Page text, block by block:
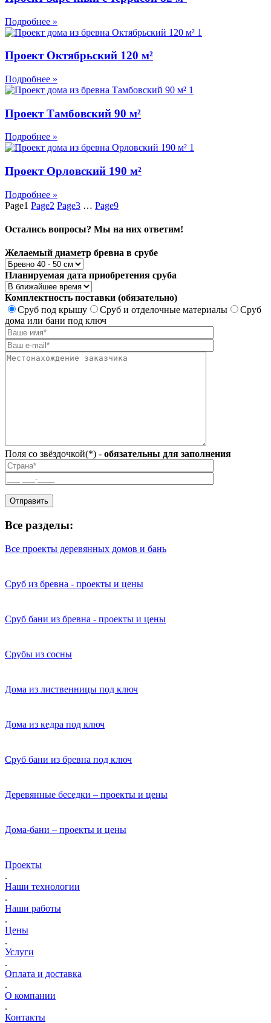
Подробнее »
Проект Октябрьский 120 м²
Подробнее »
Проект Тамбовский 90 м²
Подробнее »
Проект Орловский 190 м²
Подробнее »
Page1 Page2 Page3 … Page9
Остались вопросы? Мы на них ответим!
Желаемый диаметр бревна в срубе
Планируемая дата приобретения сруба
Комплектность поставки (обязательно)
Сруб под крышу
Сруб и отделочные материалы
Сруб
дома или бани под ключ
Поля со звёздочкой(*) - обязательны для заполнения
Все разделы:
Все проекты деревянных домов и бань
Сруб из бревна - проекты и цены
Сруб бани из бревна - проекты и цены
Срубы из сосны
Дома из лиственницы под ключ
Дома из кедра под ключ
Сруб бани из бревна под ключ
Деревянные беседки – проекты и цены
Дома-бани – проекты и цены
Проекты
.
Наши технологии
.
Наши работы
.
Цены
.
Услуги
.
Оплата и доставка
.
О компании
.
Контакты